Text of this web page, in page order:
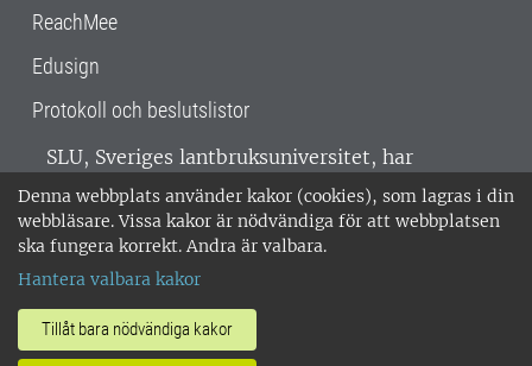
Denna webbplats använder kakor (cookies), som lagras i din
webbläsare. Vissa kakor är nödvändiga för att webbplatsen
ska fungera korrekt. Andra är valbara.
Hantera valbara kakor
Tillåt bara nödvändiga kakor
ReachMee
Edusign
Protokoll och beslutslistor
SLU, Sveriges lantbruksuniversitet, har
verksamhet över hela Sverige. Huvudorter är
Alnarp, Uppsala och Umeå.SLU är
miljöcertifierat enligt ISO 14001. •
018-67 10 00 • Org nr: 202100-2817 •
Om SLU:s webbplatser
•Hantera kakor•Behandling av